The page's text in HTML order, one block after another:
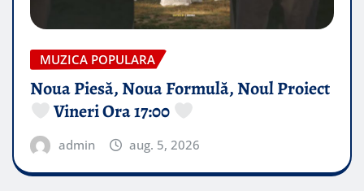
MUZICA POPULARA
Noua Piesă, Noua Formulă, Noul Proiect
Vineri Ora 17:00
admin aug. 5, 2026